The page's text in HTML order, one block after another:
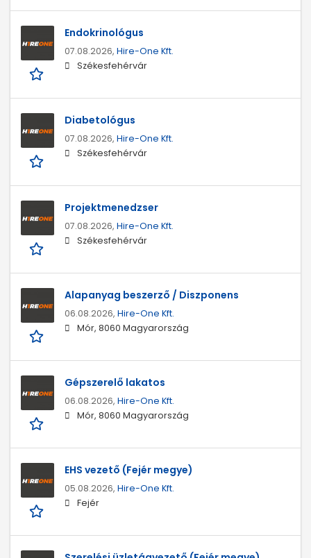
Endokrinológus
07.08.2026, Hire-One Kft.
Székesfehérvár
Diabetológus
07.08.2026, Hire-One Kft.
Székesfehérvár
Projektmenedzser
07.08.2026, Hire-One Kft.
Székesfehérvár
Alapanyag beszerző / Diszponens
06.08.2026, Hire-One Kft.
Mór, 8060 Magyarország
Gépszerelő lakatos
06.08.2026, Hire-One Kft.
Mór, 8060 Magyarország
EHS vezető (Fejér megye)
05.08.2026, Hire-One Kft.
Fejér